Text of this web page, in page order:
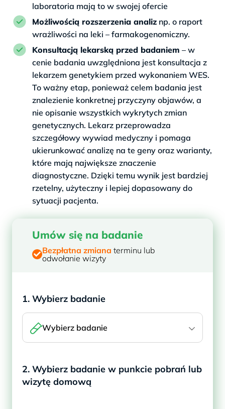
laboratoria mają to w swojej ofercie
Możliwością rozszerzenia analiz np. o raport
wrażliwości na leki – farmakogenomiczny.
Konsultacją lekarską przed badaniem – w
cenie badania uwzględniona jest konsultacja z
lekarzem genetykiem przed wykonaniem WES.
To ważny etap, ponieważ celem badania jest
znalezienie konkretnej przyczyny objawów, a
nie opisanie wszystkich wykrytych zmian
genetycznych. Lekarz przeprowadza
szczegółowy wywiad medyczny i pomaga
ukierunkować analizę na te geny oraz warianty,
które mają największe znaczenie
diagnostyczne. Dzięki temu wynik jest bardziej
rzetelny, użyteczny i lepiej dopasowany do
sytuacji pacjenta.
Umów się na badanie
Bezpłatna zmiana terminu lub
odwołanie wizyty
1. Wybierz badanie
Wybierz badanie
2. Wybierz badanie w punkcie pobrań lub
wizytę domową